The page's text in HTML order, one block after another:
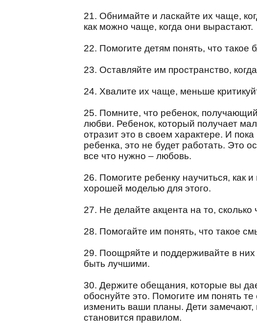
21. Обнимайте и ласкайте их чаще,
как можно чаще, когда они вырастают.
22. Помогите детям понять, что такое
23. Оставляйте им пространство,
24. Хвалите их чаще, меньше
25. Помните, что ребенок,
любви. Ребенок, который получает
отразит это в своем характере. И
ребенка, это не будет работать. Это
все что нужно – любовь.
26. Помогите ребенку научиться, как
хорошей моделью для этого.
27. Не делайте акцента на то, сколько
28. Помогайте им понять, что такое
29. Поощряйте и поддерживайте в
быть лучшими.
30. Держите обещания, которые вы
обоснуйте это. Помогите им понять
изменить ваши планы. Дети
становится правилом.